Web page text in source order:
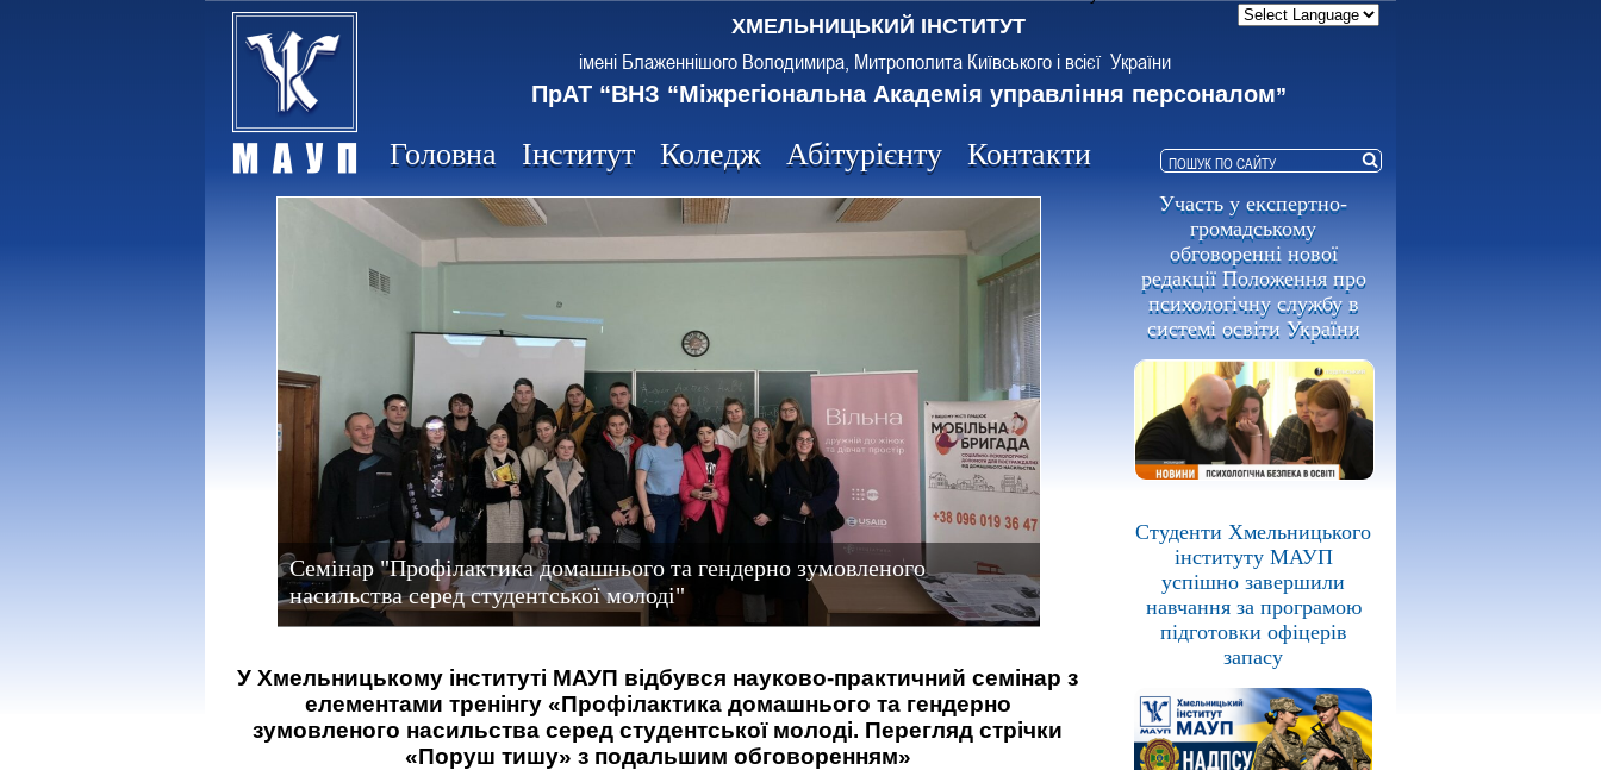
імені Блаженнішого Володимира, Митрополита Київського і всієї України
ХМЕЛЬНИЦЬКИЙ ІНСТИТУТ
ПрАТ “ВНЗ “Міжрегіональна Академія управління персоналом”
Головна Інститут Коледж Абітурієнту Контакти
Семінар "Профілактика домашнього та гендерно зумовленого
насильства серед студентської молоді"
У Хмельницькому інституті МАУП відбувся науково-практичний семінар з
елементами тренінгу «Профілактика домашнього та гендерно
зумовленого насильства серед студентської молоді. Перегляд стрічки
«Поруш тишу» з подальшим обговоренням»
Участь у експертно-
громадському
обговоренні нової
редакції Положення про
психологічну службу в
системі освіти України
Студенти Хмельницького
інституту МАУП
успішно завершили
навчання за програмою
підготовки офіцерів
запасу